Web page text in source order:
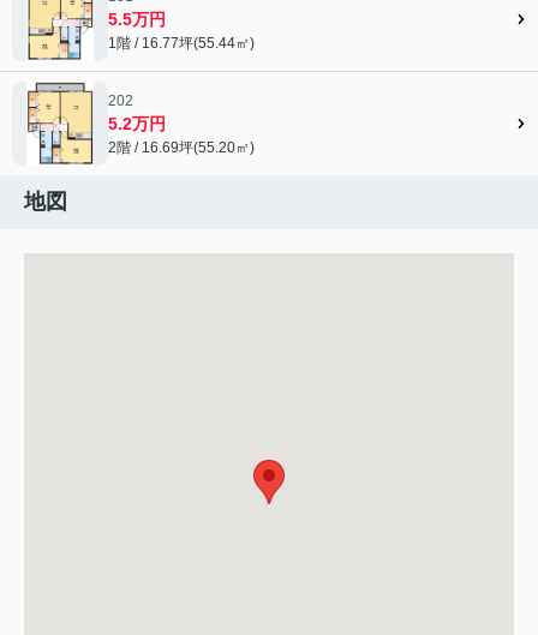
5.5万円
1階 / 16.77坪(55.44㎡)
202
5.2万円
2階 / 16.69坪(55.20㎡)
地図